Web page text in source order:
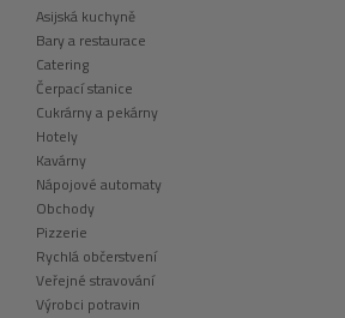
Asijská kuchyně
Bary a restaurace
Catering
Čerpací stanice
Cukrárny a pekárny
Hotely
Kavárny
Nápojové automaty
Obchody
Pizzerie
Rychlá občerstvení
Veřejné stravování
Výrobci potravin